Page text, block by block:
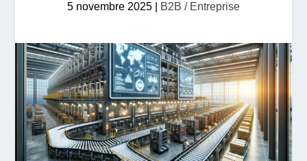
5 novembre 2025 B2B / Entreprise